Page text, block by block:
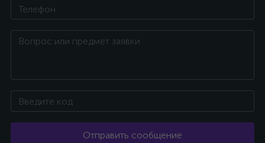
Отправить сообщение